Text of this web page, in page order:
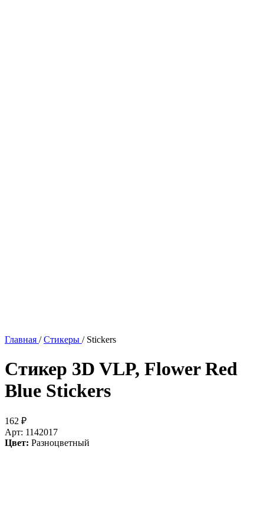
Главная / Стикеры / Stickers
Стикер 3D VLP, Flower Red
Blue Stickers
162 ₽
Арт: 1142017
Цвет: Разноцветный